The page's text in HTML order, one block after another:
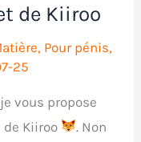
de Kiiroo
, Pour pénis,
25
vous propose
de Kiiroo
. Non